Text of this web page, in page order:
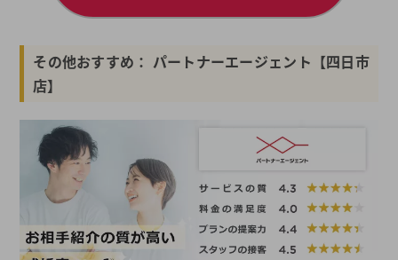
その他おすすめ： パートナーエージェント【四日市
店】